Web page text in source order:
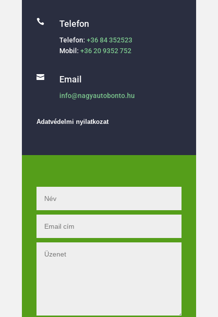
 Telefon
Telefon: +36 84 352523
Mobil: +36 20 9352 752
 Email
info@nagyautobonto.hu
Adatvédelmi nyilatkozat